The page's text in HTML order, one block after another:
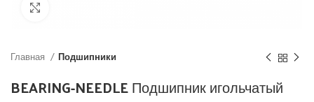
Главная Подшипники
BEARING-NEEDLE Подшипник игольчатый